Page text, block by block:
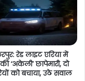
रेड लाइट एरिया में
‘अकेली’ छापेमारी, दो
को बचाया, उठे सवाल